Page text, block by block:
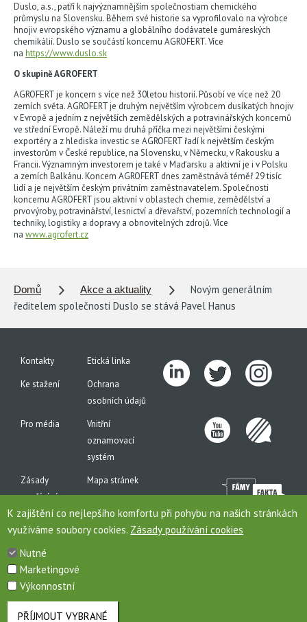
Duslo, a.s., patří k najvýznamnějším společnostiam chemického
průmyslu na Slovensku. Během své historie sa vyprofilovalo na výrobce
hnojiv evropského významu a globálního dodávatele gumáreských
chemikálií. Duslo se součástí koncernu AGROFERT. Více
na https://www.duslo.sk
O skupině AGROFERT
AGROFERT je koncern s více než 30letou historií. Působí ve více než 20
zemích světa. AGROFERT je druhým největším výrobcem dusíkatých hnojiv
v Evropě a jedním z největších zemědělských a potravinářských koncernů
ve střední Evropě. Náleží mu druhá příčka mezi největšími českými
exportéry a z hlediska investic se AGROFERT řadí k největším českým
investorům v České republice, na Slovensku, v Německu, v Rakousku a
Francii. Významným investorem je také v Maďarsku a aktivní je i v Polsku
a zemích Balkánu. Koncern AGROFERT dnes zaměstnává téměř 29 tisíc
lidí a je největším českým privátním zaměstnavatelem. Společnosti
koncernu AGROFERT jsou aktivní v oblastech chemie, zemědělství a
prvovýroby, potravinářství, lesnictví a dřevařství, pozemních technologií a
techniky, logistiky a dopravy a obnovitelných zdrojů. Více
na www.agrofert.cz
Domů Akce a aktuality
Novým generálním
ředitelem společnosti Duslo se stává Pavel Hanus
Kontakty
Etická linka
Ke stažení
Ochrana
osobních údajů
Pro média
Vnitřní
oznamovací
systém
Zásady
používání
cookies
Mapa stránek
Toto jsou internetové stránky společnosti AGROFERT, a.s., IČO 26185610, se sídlem na
adrese Pyšelská 2327/2, Chodov, 149 00 Praha 4, zapsané v obchodním rejstříku pod
K zajištění co nejlepšího komfortu při pohybu na našich stránkách
využíváme soubory cookies. Zásady používání cookies
Nutné
Marketingové
Výkonnostní
PŘÍJMOUT VYBRANÉ